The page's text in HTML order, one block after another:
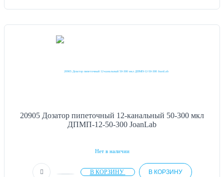
20905 Дозатор пипеточный 12-канальный 50-300 мкл
ДПМП-12-50-300 JoanLab
Нет в наличии
В КОРЗИНУ В КОРЗИНУ